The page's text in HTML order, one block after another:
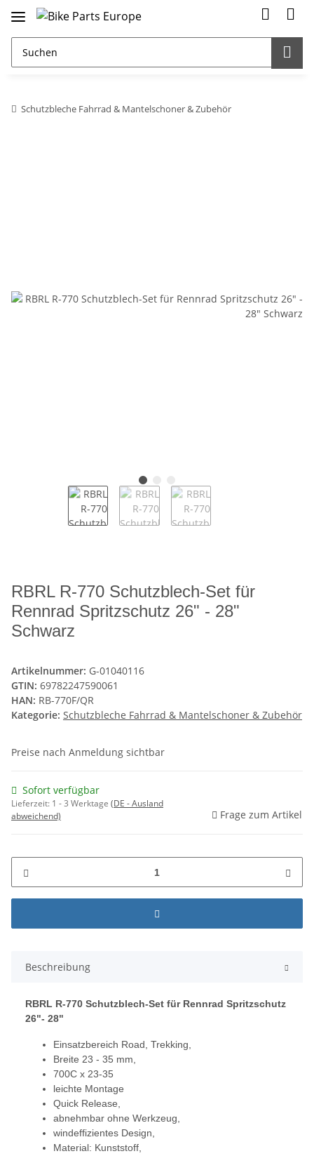
Schutzbleche Fahrrad & Mantelschoner & Zubehör
RBRL R-770 Schutzblech-Set für
Rennrad Spritzschutz 26" - 28"
Schwarz
Artikelnummer: G-01040116
GTIN: 69782247590061
HAN: RB-770F/QR
Kategorie: Schutzbleche Fahrrad & Mantelschoner & Zubehör
Preise nach Anmeldung sichtbar
Sofort verfügbar
Lieferzeit: 1 - 3 Werktage (DE - Ausland
abweichend)
Frage zum Artikel
Beschreibung
RBRL R-770 Schutzblech-Set für Rennrad Spritzschutz
26"- 28"
Einsatzbereich Road, Trekking,
Breite 23 - 35 mm,
700C x 23-35
leichte Montage
Quick Release,
abnehmbar ohne Werkzeug,
windeffizientes Design,
Material: Kunststoff,